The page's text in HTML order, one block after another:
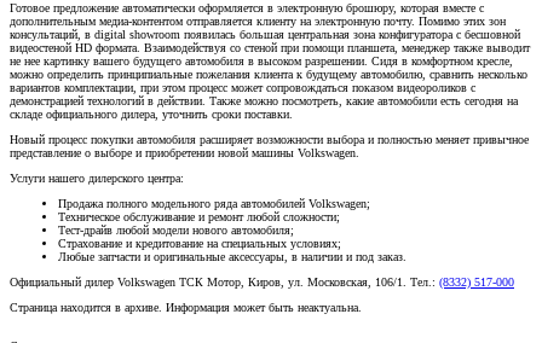
Готовое предложение автоматически оформляется в электронную брошюру, которая вместе с
дополнительным медиа-контентом отправляется клиенту на электронную почту. Помимо этих зон
консультаций, в digital showroom появилась большая центральная зона конфигуратора с бесшовной
видеостеной HD формата. Взаимодействуя со стеной при помощи планшета, менеджер также выводит
не нее картинку вашего будущего автомобиля в высоком разрешении. Сидя в комфортном кресле,
можно определить принципиальные пожелания клиента к будущему автомобилю, сравнить несколько
вариантов комплектации, при этом процесс может сопровождаться показом видеороликов с
демонстрацией технологий в действии. Также можно посмотреть, какие автомобили есть сегодня на
складе официального дилера, уточнить сроки поставки.
Новый процесс покупки автомобиля расширяет возможности выбора и полностью меняет привычное
представление о выборе и приобретении новой машины Volkswagen.
Услуги нашего дилерского центра:
Продажа полного модельного ряда автомобилей Volkswagen;
Техническое обслуживание и ремонт любой сложности;
Тест-драйв любой модели нового автомобиля;
Страхование и кредитование на специальных условиях;
Любые запчасти и оригинальные аксессуары, в наличии и под заказ.
Официальный дилер Volkswagen ТСК Мотор, Киров, ул. Московская, 106/1. Тел.: (8332) 517-000
Страница находится в архиве. Информация может быть неактуальна.